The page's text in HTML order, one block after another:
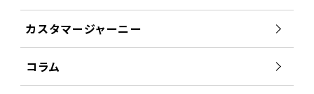
カスタマージャーニー
コラム